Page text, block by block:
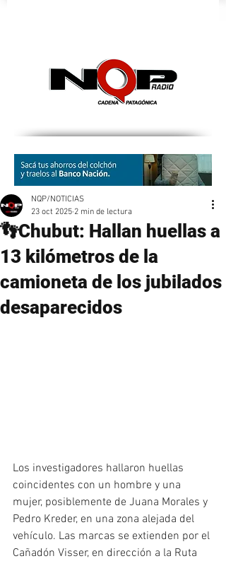
👣Chubut: Hallan huellas a
13 kilómetros de la
camioneta de los jubilados
desaparecidos
NQP/NOTICIAS
23 oct 2025 2 min de lectura
Los investigadores hallaron huellas
coincidentes con un hombre y una
mujer, posiblemente de Juana Morales y
Pedro Kreder, en una zona alejada del
vehículo. Las marcas se extienden por el
Cañadón Visser, en dirección a la Ruta